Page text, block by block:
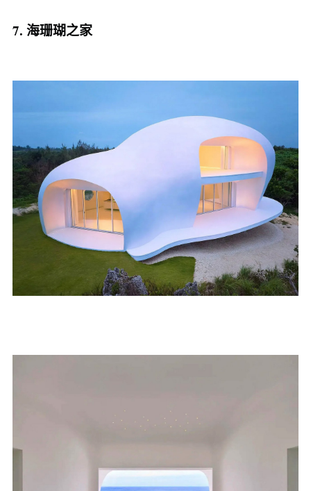
7. 海珊瑚之家